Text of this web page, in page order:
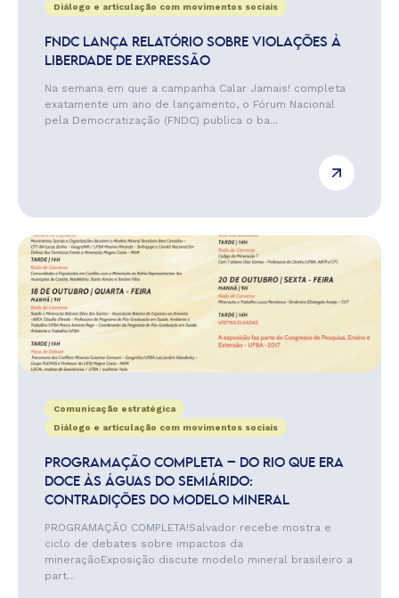
Diálogo e articulação com movimentos sociais
FNDC LANÇA RELATÓRIO SOBRE VIOLAÇÕES À
LIBERDADE DE EXPRESSÃO
Na semana em que a campanha Calar Jamais! completa
exatamente um ano de lançamento, o Fórum Nacional
pela Democratização (FNDC) publica o ba...
Comunicação estratégica
Diálogo e articulação com movimentos sociais
PROGRAMAÇÃO COMPLETA – DO RIO QUE ERA
DOCE ÀS ÁGUAS DO SEMIÁRIDO:
CONTRADIÇÕES DO MODELO MINERAL
PROGRAMAÇÃO COMPLETA!Salvador recebe mostra e
ciclo de debates sobre impactos da
mineraçãoExposição discute modelo mineral brasileiro a
part...